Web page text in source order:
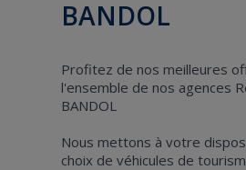
BANDOL
Profitez de nos meilleures
l'ensemble de nos agences
BANDOL
Nous mettons à votre
choix de véhicules de